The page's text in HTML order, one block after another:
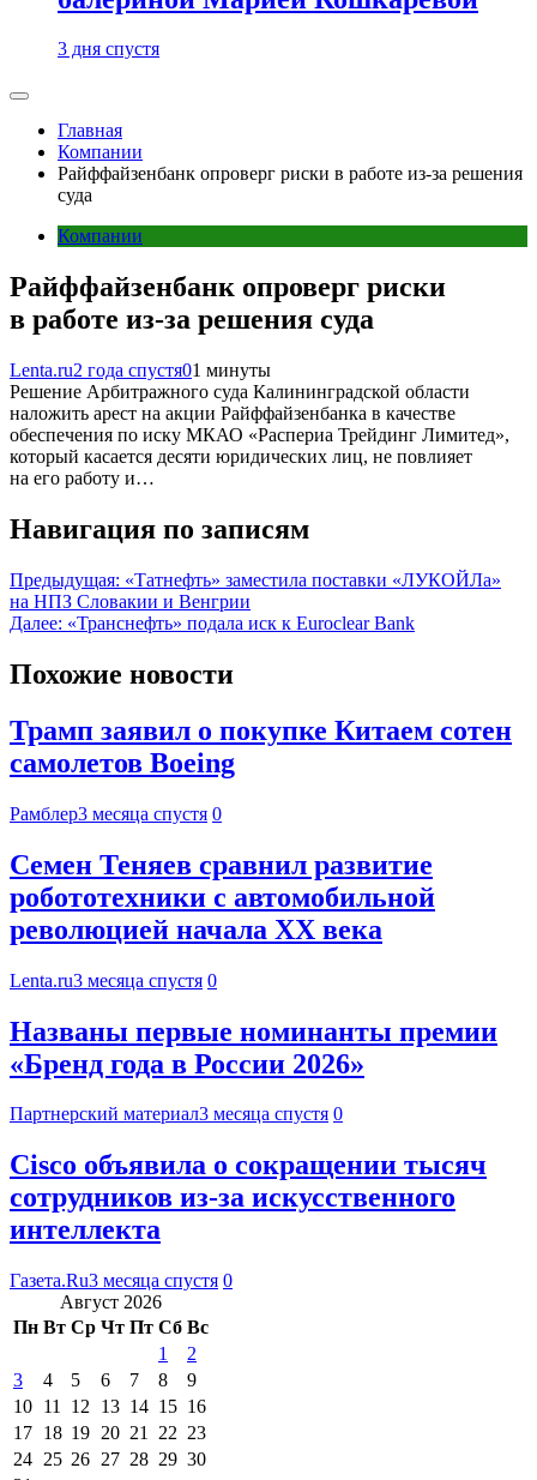
3 дня спустя
Главная
Компании
Райффайзенбанк опроверг риски в работе из-за решения
суда
Компании
Райффайзенбанк опроверг риски
в работе из-за решения суда
Lenta.ru2 года спустя01 минуты
Решение Арбитражного суда Калининградской области
наложить арест на акции Райффайзенбанка в качестве
обеспечения по иску МКАО «Распериа Трейдинг Лимитед»,
который касается десяти юридических лиц, не повлияет
на его работу и…
Навигация по записям
Предыдущая: «Татнефть» заместила поставки «ЛУКОЙЛа»
на НПЗ Словакии и Венгрии
Далее: «Транснефть» подала иск к Euroclear Bank
Похожие новости
Трамп заявил о покупке Китаем сотен
самолетов Boeing
Рамблер3 месяца спустя 0
Семен Теняев сравнил развитие
робототехники с автомобильной
революцией начала ХХ века
Lenta.ru3 месяца спустя 0
Названы первые номинанты премии
«Бренд года в России 2026»
Партнерский материал3 месяца спустя 0
Cisco объявила о сокращении тысяч
сотрудников из-за искусственного
интеллекта
Газета.Ru3 месяца спустя 0
Август 2026
Пн Вт Ср Чт Пт Сб Вс
1
2
3
4 5 6 7 8
9
10 11 12 13 14 15 16
17 18 19 20 21 22 23
24 25 26 27 28 29 30